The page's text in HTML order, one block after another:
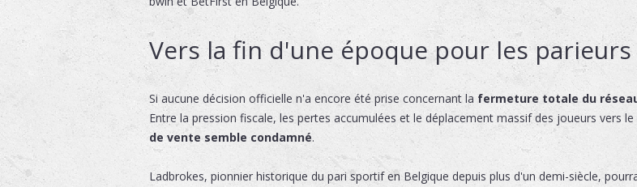
Vers la fin d'une époque pour les
Si aucune décision officielle n'a encore été prise concernant la fermeture totale du
Entre la pression fiscale, les pertes accumulées et le déplacement massif des joueurs vers
de vente semble condamné.
Ladbrokes, pionnier historique du pari sportif en Belgique depuis plus d'un demi-siècle,